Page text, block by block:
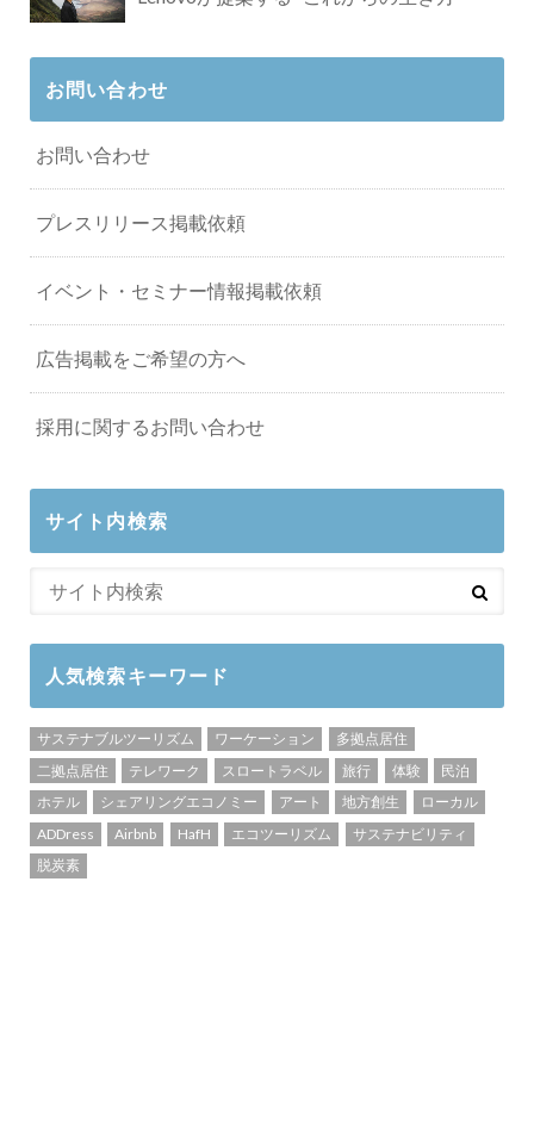
お問い合わせ
お問い合わせ
プレスリリース掲載依頼
イベント・セミナー情報掲載依頼
広告掲載をご希望の方へ
採用に関するお問い合わせ
サイト内検索
人気検索キーワード
サステナブルツーリズム ワーケーション
多拠点居住
二拠点居住
テレワーク スロートラベル 旅行 体験
民泊
ホテル
シェアリングエコノミー アート 地方創生
ローカル
ADDress
Airbnb HafH エコツーリズム
サステナビリティ
脱炭素